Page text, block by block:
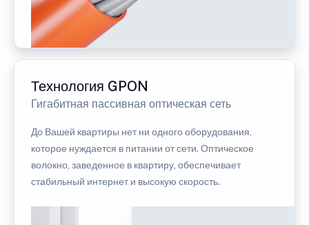
Технология GPON
Гигабитная пассивная оптическая сеть
До Вашей квартиры нет ни одного оборудования,
которое нуждается в питании от сети. Оптическое
волокно, заведенное в квартиру, обеспечивает
стабильный интернет и высокую скорость.